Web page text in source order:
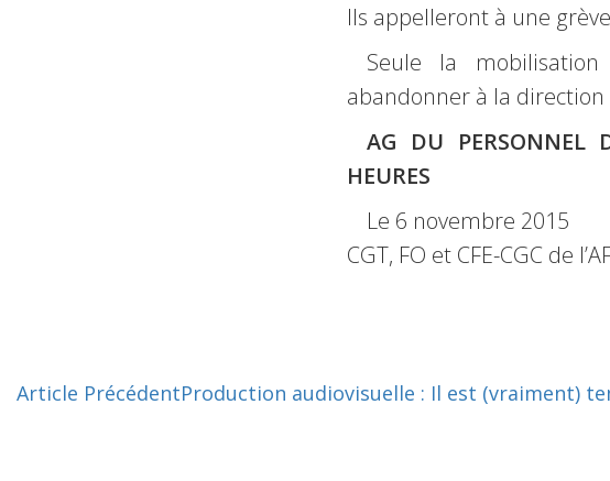
Ils appelleront à une
Seule la
abandonner à la direction
AG DU PERSONNEL
HEURES
Le 6 novembre 2015
CGT, FO et CFE-CGC de
Article PrécédentProduction audiovisuelle : Il est (vraiment)